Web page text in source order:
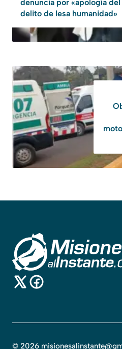
denuncia por «apología del
delito de lesa humanidad»
© 2026